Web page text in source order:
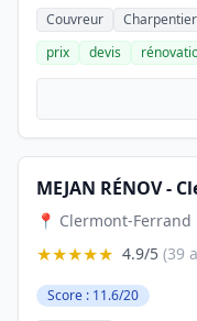
Couvreur
Charpentier
prix
devis
📍 Clermont-Ferrand
★★★★★ 4.9/5 (39
Score : 11.6/20